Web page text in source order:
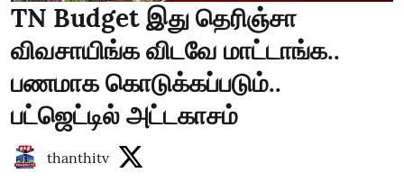
TN Budget இது தெரிஞ்சா
விவசாயிங்க விடவே மாட்டாங்க..
பணமாக கொடுக்கப்படும்..
பட்ஜெட்டில் அட்டகாசம்
thanthitv